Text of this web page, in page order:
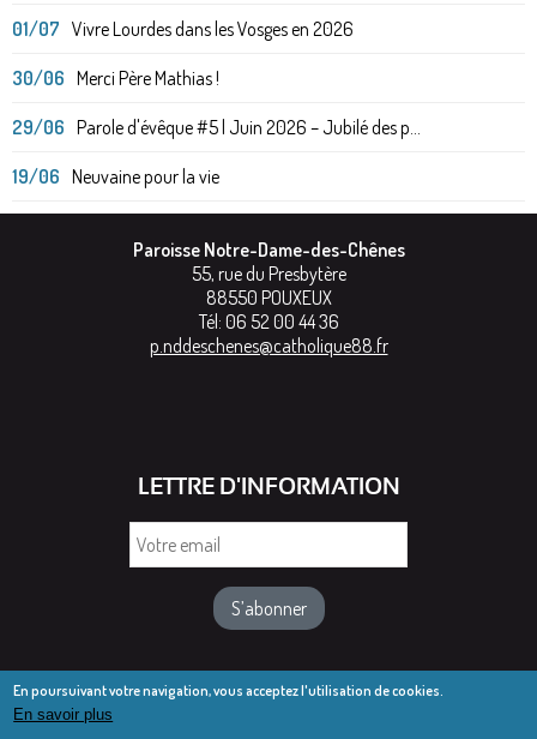
01/07 Vivre Lourdes dans les Vosges en 2026
30/06 Merci Père Mathias !
29/06 Parole d'évêque #5 | Juin 2026 – Jubilé des p...
19/06 Neuvaine pour la vie
Paroisse Notre-Dame-des-Chênes
55, rue du Presbytère
88550 POUXEUX
Tél: 06 52 00 44 36
p.nddeschenes@catholique88.fr
LETTRE D'INFORMATION
En poursuivant votre navigation, vous acceptez l'utilisation de cookies.
En savoir plus